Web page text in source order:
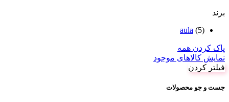
برند
aula (5)
پاک کردن همه
نمایش کالاهای موجود
فیلتر کردن
جست و جو محصولات